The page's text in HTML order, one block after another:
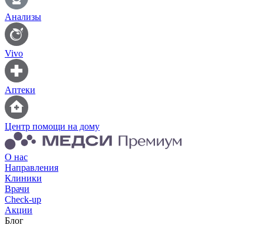
Анализы
Vivo
Аптеки
Центр помощи на дому
О нас
Направления
Клиники
Врачи
Check-up
Акции
Блог